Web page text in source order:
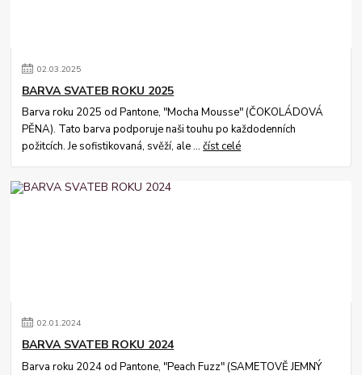
02.03.2025
BARVA SVATEB ROKU 2025
Barva roku 2025 od Pantone, "Mocha Mousse" (ČOKOLÁDOVÁ
PĚNA). Tato barva podporuje naši touhu po každodenních
požitcích. Je sofistikovaná, svěží, ale ...číst celé
02.01.2024
BARVA SVATEB ROKU 2024
Barva roku 2024 od Pantone, "Peach Fuzz" (SAMETOVĚ JEMNÝ